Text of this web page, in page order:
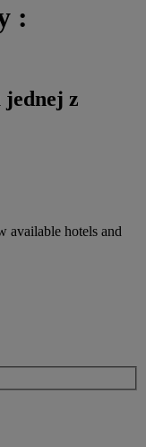
:
z
available hotels and